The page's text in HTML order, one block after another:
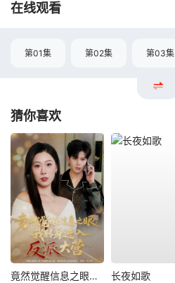
在线观看
第01集 第02集 第03集
猜你喜欢
竟然觉醒信息之眼，我转身进入反派大营 长夜如歌